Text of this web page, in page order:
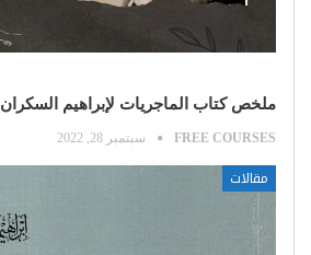
ملخص كتاب الماجريات لإبراهيم السكران
FREE COURSES سبتمبر 28, 2022
مقالات